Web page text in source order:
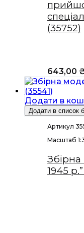
(35752)
643,00
Додати в
Додати в список
Артикул
Масштаб
Збірна
1945